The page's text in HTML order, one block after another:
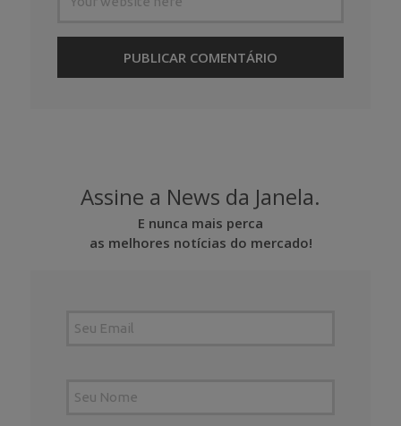
Assine a News da Janela.
E nunca mais perca
as melhores notícias do mercado!